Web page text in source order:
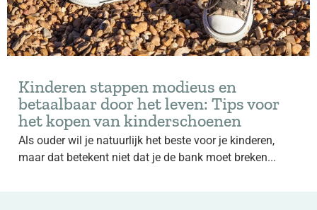
Kinderen stappen modieus en
betaalbaar door het leven: Tips voor
het kopen van kinderschoenen
Als ouder wil je natuurlijk het beste voor je kinderen,
maar dat betekent niet dat je de bank moet breken...